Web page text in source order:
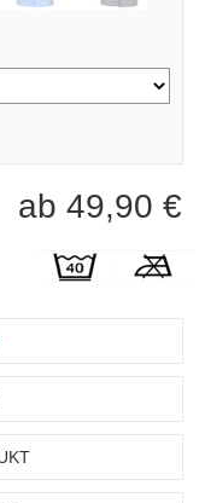
ab 49,90 €